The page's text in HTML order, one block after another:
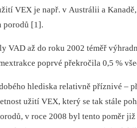
VEX je např. v Austrálii a
porodů [1].
VAD až do roku 2002 téměř
poprvé překročila 0,5 %
hlediska relativně příznivé –⁠
užití VEX, který se tak stále
v roce 2008 byl tento poměr již